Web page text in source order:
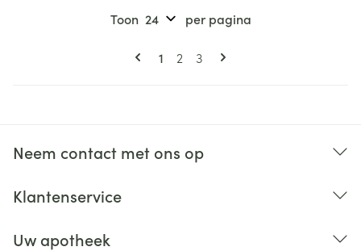
Pagina's
U lees momenteel pagina
1 Pagina
2 Pagina
3
Toon per pagina
Neem contact met ons op
Klantenservice
Uw apotheek